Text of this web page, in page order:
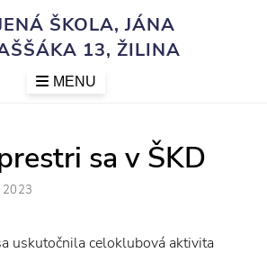
ŠKOLA, JÁNA
13, ŽILINA
MENU
sa v ŠKD
2023
uskutočnila celoklubová aktivita